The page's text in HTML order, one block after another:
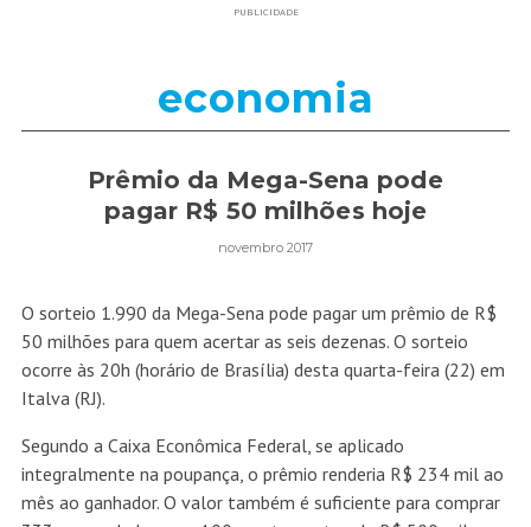
PUBLICIDADE
economia
Prêmio da Mega-Sena pode
pagar R$ 50 milhões hoje
novembro 2017
O sorteio 1.990 da Mega-Sena pode pagar um prêmio de R$
50 milhões para quem acertar as seis dezenas. O sorteio
ocorre às 20h (horário de Brasília) desta quarta-feira (22) em
Italva (RJ).
Segundo a Caixa Econômica Federal, se aplicado
integralmente na poupança, o prêmio renderia R$ 234 mil ao
mês ao ganhador. O valor também é suficiente para comprar